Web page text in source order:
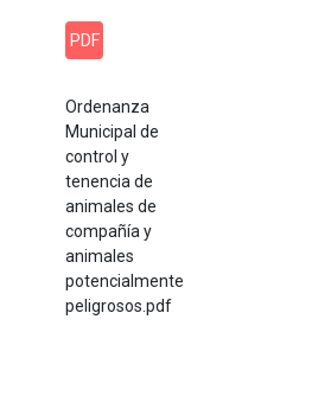
PDF
Ordenanza
Municipal de
control y
tenencia de
animales de
compañía y
animales
potencialmente
peligrosos.pdf